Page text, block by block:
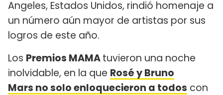
Angeles, Estados Unidos, rindió homenaje a
un número aún mayor de artistas por sus
logros de este año.
Los Premios MAMAtuvieron una noche
inolvidable, en la que Rosé y Bruno
Mars no solo enloquecieron a todos con